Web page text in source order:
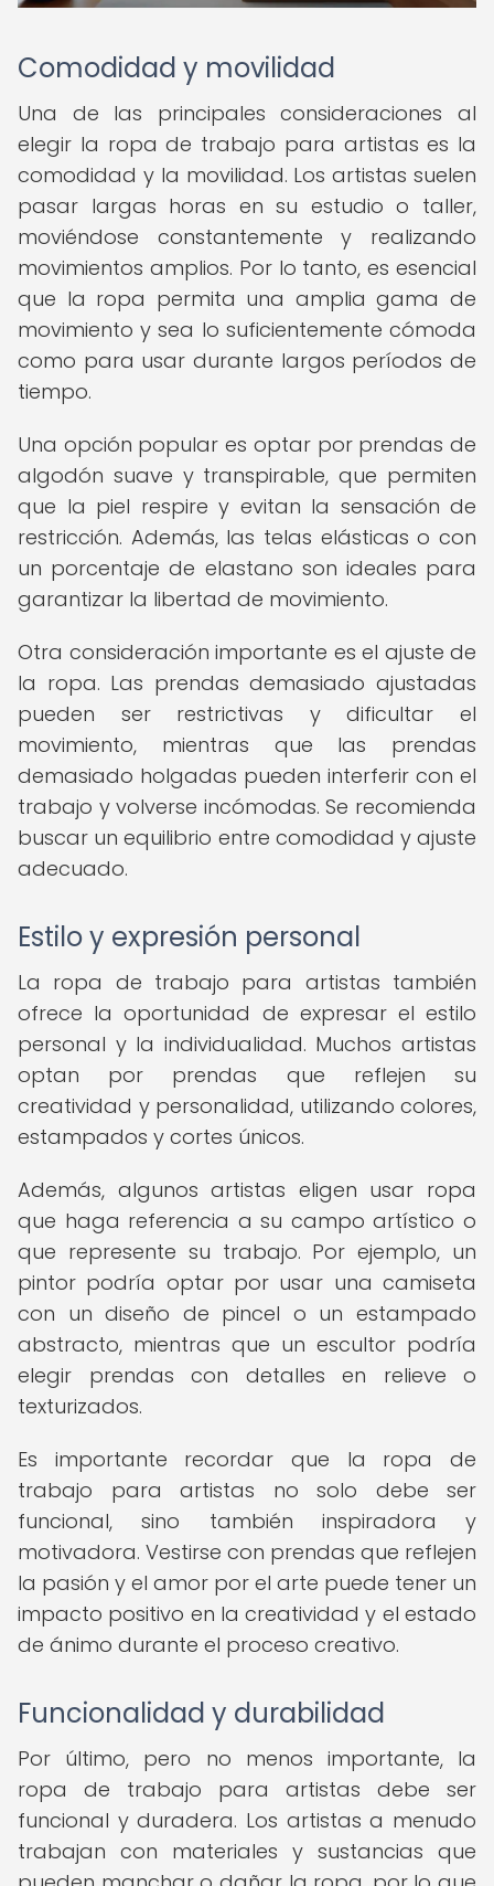
Comodidad y movilidad
Una de las principales consideraciones al
elegir la ropa de trabajo para artistas es la
comodidad y la movilidad. Los artistas suelen
pasar largas horas en su estudio o taller,
moviéndose constantemente y realizando
movimientos amplios. Por lo tanto, es esencial
que la ropa permita una amplia gama de
movimiento y sea lo suficientemente cómoda
como para usar durante largos períodos de
tiempo.
Una opción popular es optar por prendas de
algodón suave y transpirable, que permiten
que la piel respire y evitan la sensación de
restricción. Además, las telas elásticas o con
un porcentaje de elastano son ideales para
garantizar la libertad de movimiento.
Otra consideración importante es el ajuste de
la ropa. Las prendas demasiado ajustadas
pueden ser restrictivas y dificultar el
movimiento, mientras que las prendas
demasiado holgadas pueden interferir con el
trabajo y volverse incómodas. Se recomienda
buscar un equilibrio entre comodidad y ajuste
adecuado.
Estilo y expresión personal
La ropa de trabajo para artistas también
ofrece la oportunidad de expresar el estilo
personal y la individualidad. Muchos artistas
optan por prendas que reflejen su
creatividad y personalidad, utilizando colores,
estampados y cortes únicos.
Además, algunos artistas eligen usar ropa
que haga referencia a su campo artístico o
que represente su trabajo. Por ejemplo, un
pintor podría optar por usar una camiseta
con un diseño de pincel o un estampado
abstracto, mientras que un escultor podría
elegir prendas con detalles en relieve o
texturizados.
Es importante recordar que la ropa de
trabajo para artistas no solo debe ser
funcional, sino también inspiradora y
motivadora. Vestirse con prendas que reflejen
la pasión y el amor por el arte puede tener un
impacto positivo en la creatividad y el estado
de ánimo durante el proceso creativo.
Funcionalidad y durabilidad
Por último, pero no menos importante, la
ropa de trabajo para artistas debe ser
funcional y duradera. Los artistas a menudo
trabajan con materiales y sustancias que